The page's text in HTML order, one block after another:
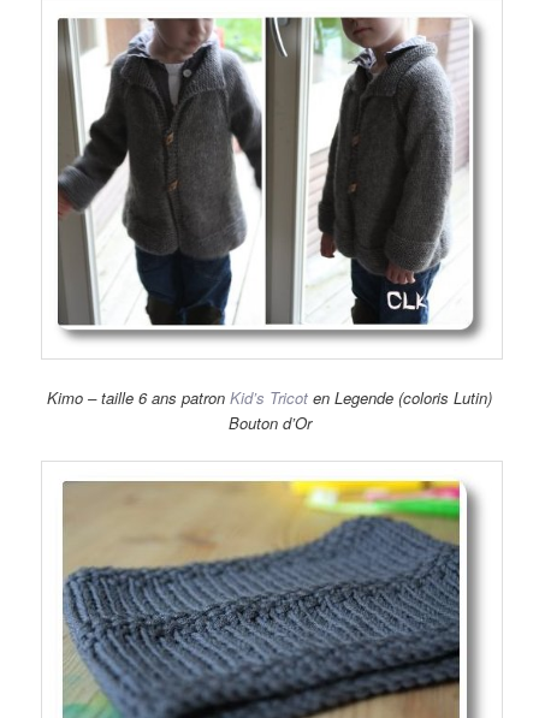
Kimo – taille 6 ans patron Kid’s Tricot en Legende (coloris Lutin)
Bouton d’Or